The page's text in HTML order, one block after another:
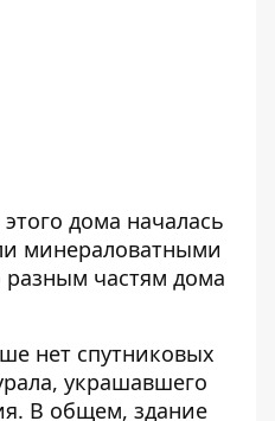
дома началась
минераловатными
частям дома
нет спутниковых
украшавшего
В общем, здание